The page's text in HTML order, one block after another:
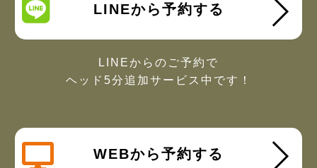
LINEから予約する
LINEからのご予約で
ヘッド5分追加サービス中です！
WEBから予約する